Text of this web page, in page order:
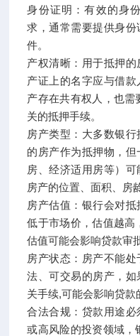
身份证明：有效的身
求，通常需要提供身
件。
产权清晰：用于抵押
产证上的名字应与借
产存在共有权人，也需
关的抵押手续。
房产类型：大多数银
的房产作为抵押物，
房、经济适用房等）
房产的位置、面积、房
房产估值：银行会对
低于市场价，估值越高
估值可能会影响贷款审
房产状态：房产不能
法、可交易的房产，
关手续,可能会影响贷款
合法合规：贷款用途
或高风险的投资领域，